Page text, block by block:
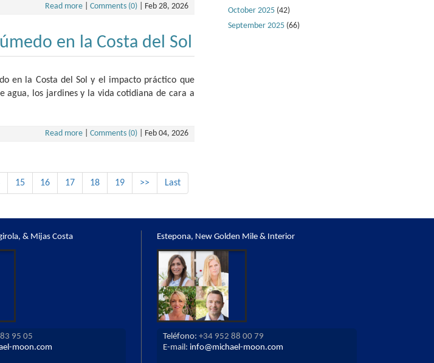
Read more| Comments (0)| Feb 28, 2026
en la Costa del Sol
en la Costa del Sol y el impacto práctico que
agua, los jardines y la vida cotidiana de cara a
Read more| Comments (0)| Feb 04, 2026
15 16 17 18 19 >> Last
October 2025(42)
September 2025(66)
& Mijas Costa
95 05
moon.com
Estepona, New Golden Mile & Interior
Teléfono: +34 952 88 00 79
E-mail: info@michael-moon.com